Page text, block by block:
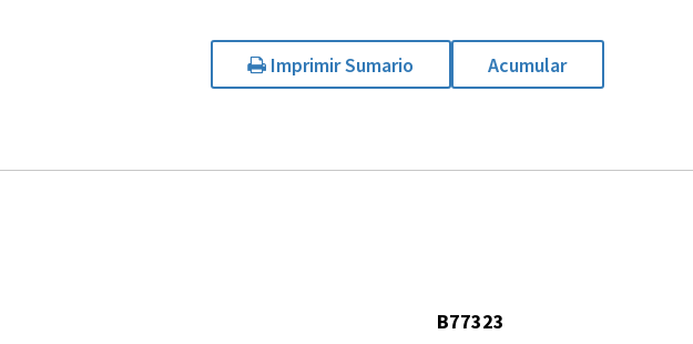
Imprimir Sumario Acumular
B77323